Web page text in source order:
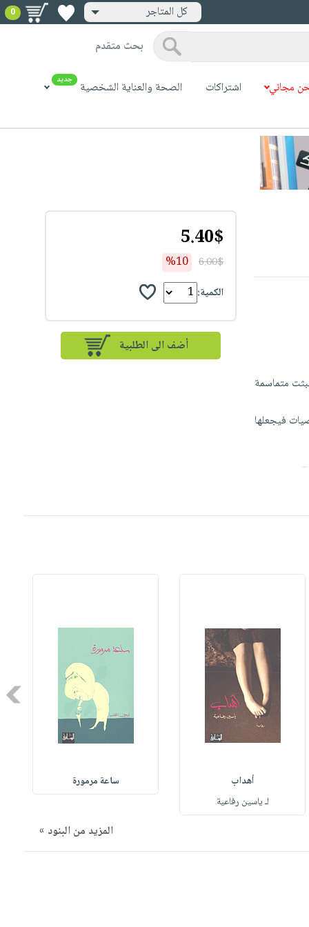
كل المتاجر 0
بحث متقدم
مجاني اشتراكات الصحة والعناية الشخصية جديد
متماسمة
فيجعلها
5.40$
6.00$
%10
الكمية:
أضف الى الطلبية
أهداب
لـ ياسين رفاعية
ساعة مرمورة
المزيد من البنود »